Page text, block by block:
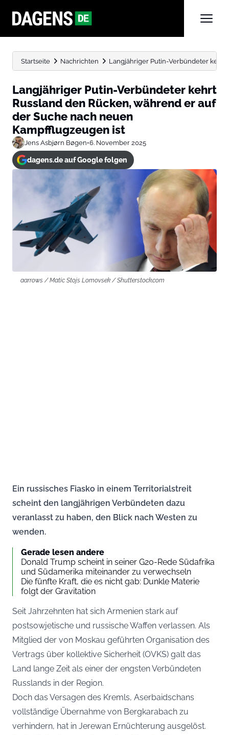
Startseite Nachrichten Langjähriger Putin-Verbündeter kehrt
Langjähriger Putin-Verbündeter kehrt
Russland den Rücken, während er auf
der Suche nach neuen
Kampfflugzeugen ist
Jens Asbjørn Bøgen•6. November 2025
dagens.de auf Google folgen
aarrows / Matic Stojs Lomovsek / Shutterstock.com
Ein russisches Fiasko in einem Territorialstreit
scheint den langjährigen Verbündeten dazu
veranlasst zu haben, den Blick nach Westen zu
wenden.
Gerade lesen andere
Donald Trump scheint in seiner G20-Rede Südafrika
und Südamerika miteinander zu verwechseln
Die fünfte Kraft, die es nicht gab: Dunkle Materie
folgt der Gravitation
Seit Jahrzehnten hat sich Armenien stark auf
postsowjetische und russische Waffen verlassen. Als
Mitglied der von Moskau geführten Organisation des
Vertrags über kollektive Sicherheit (OVKS) galt das
Land lange Zeit als einer der engsten Verbündeten
Russlands in der Region.
Doch das Versagen des Kremls, Aserbaidschans
vollständige Übernahme von Bergkarabach zu
verhindern, hat in Jerewan Ernüchterung ausgelöst.